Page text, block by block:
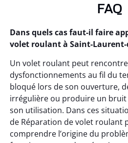
FAQ
Dans quels cas faut-il faire
volet roulant à Saint-Laurent-
Un volet roulant peut
dysfonctionnements au fil du
bloqué lors de son ouverture,
irrégulière ou produire un
son utilisation. Dans ces
de Réparation de volet roulant
comprendre l’origine du